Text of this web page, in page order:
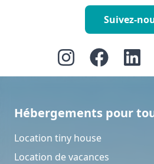
Suivez-
Hébergements pour
Location tiny house
Location de vacances